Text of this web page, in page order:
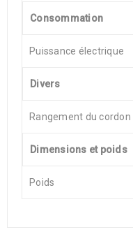
Consommation
Puissance électrique
Divers
Rangement du cordon
Dimensions et poids
Poids